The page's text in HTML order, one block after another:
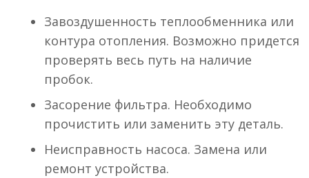
Завоздушенность теплообменника или
контура отопления. Возможно придется
проверять весь путь на наличие
пробок.
Засорение фильтра. Необходимо
прочистить или заменить эту деталь.
Неисправность насоса. Замена или
ремонт устройства.